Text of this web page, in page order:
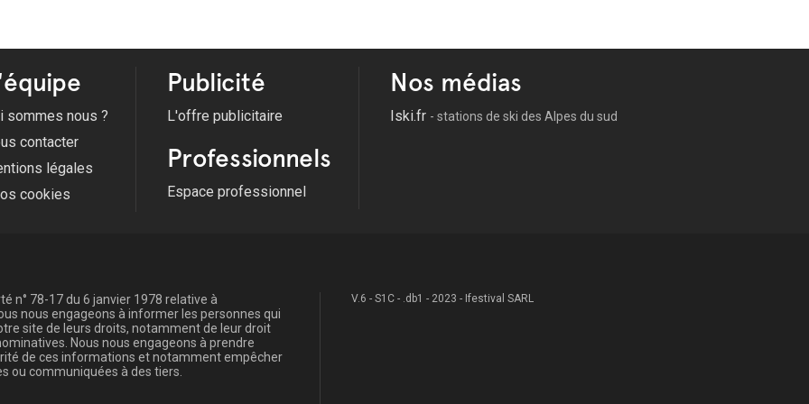
sommes nous ?
contacter
légales
cookies
Publicité
L'offre publicitaire
Professionnels
Espace professionnel
Nos médias
Iski.fr - stations de ski des Alpes du sud
n° 78-17 du 6 janvier 1978 relative à
nous engageons à informer les personnes qui
site de leurs droits, notamment de leur droit
Nous nous engageons à prendre
de ces informations et notamment empêcher
ou communiquées à des tiers.
V.6 - S1C - .db1 - 2023 - Ifestival SARL